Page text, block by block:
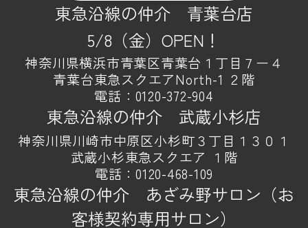
東急沿線の仲介 青葉台店
5/8（金）OPEN！
神奈川県横浜市青葉区青葉台１丁目７ー４
青葉台東急スクエアNorth-1 ２階
電話： 0120-372-904
東急沿線の仲介 武蔵小杉店
神奈川県川崎市中原区小杉町３丁目１３０１
武蔵小杉東急スクエア １階
電話：0120-468-109
東急沿線の仲介 あざみ野サロン（お
客様契約専用サロン）